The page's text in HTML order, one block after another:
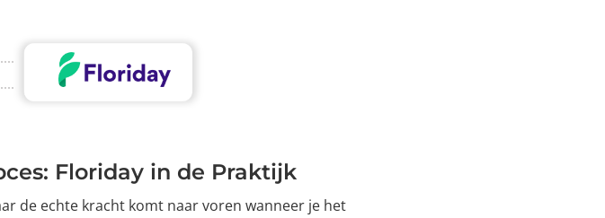
Floriday in de Praktijk
de echte kracht komt naar voren wanneer je het